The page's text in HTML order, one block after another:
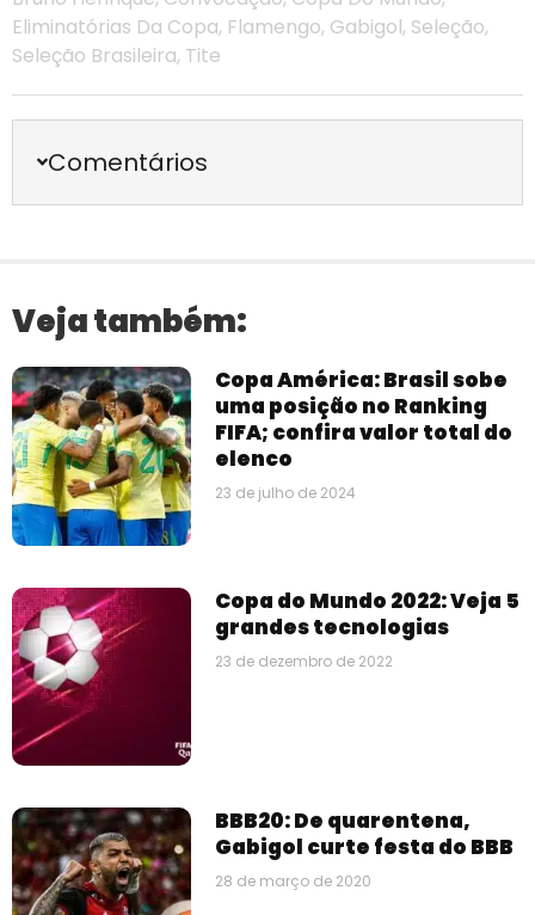
Eliminatórias Da Copa, Flamengo, Gabigol, Seleção,
Seleção Brasileira, Tite
Comentários
Veja também:
Copa América: Brasil sobe
uma posição no Ranking
FIFA; confira valor total do
elenco
23 de julho de 2024
Copa do Mundo 2022: Veja 5
grandes tecnologias
23 de dezembro de 2022
BBB20: De quarentena,
Gabigol curte festa do BBB
28 de março de 2020